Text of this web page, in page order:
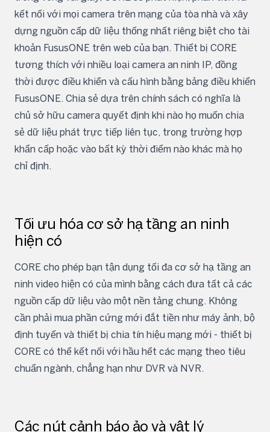
kết nối với mọi camera trên mạng của tòa nhà và xây
dựng nguồn cấp dữ liệu thống nhất riêng biệt cho tài
khoản FususONE trên web của bạn. Thiết bị CORE
tương thích với nhiều loại camera an ninh IP, đồng
thời được điều khiển và cấu hình bằng bảng điều khiển
FususONE. Chia sẻ dựa trên chính sách có nghĩa là
chủ sở hữu camera quyết định khi nào họ muốn chia
sẻ dữ liệu phát trực tiếp liên tục, trong trường hợp
khẩn cấp hoặc vào bất kỳ thời điểm nào khác mà họ
chỉ định.
Tối ưu hóa cơ sở hạ tầng an ninh
hiện có
CORE cho phép bạn tận dụng tối đa cơ sở hạ tầng an
ninh video hiện có của mình bằng cách đưa tất cả các
nguồn cấp dữ liệu vào một nền tảng chung. Không
cần phải mua phần cứng mới đắt tiền như máy ảnh, bộ
định tuyến và thiết bị chia tín hiệu mạng mới - thiết bị
CORE có thể kết nối với hầu hết các mạng theo tiêu
chuẩn ngành, chẳng hạn như DVR và NVR.
Các nút cảnh báo ảo và vật lý